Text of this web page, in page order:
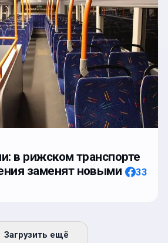
в рижском транспорте
заменят новыми
33
Загрузить ещё